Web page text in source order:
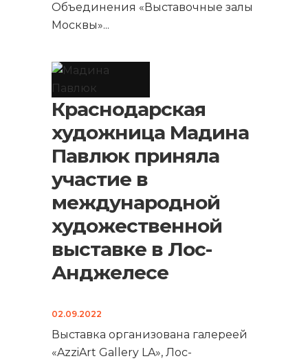
Объединения «Выставочные залы
Москвы»...
Краснодарская
художница Мадина
Павлюк приняла
участие в
международной
художественной
выставке в Лос-
Анджелесе
02.09.2022
Выставка организована галереей
«AzziArt Gallery LA», Лос-